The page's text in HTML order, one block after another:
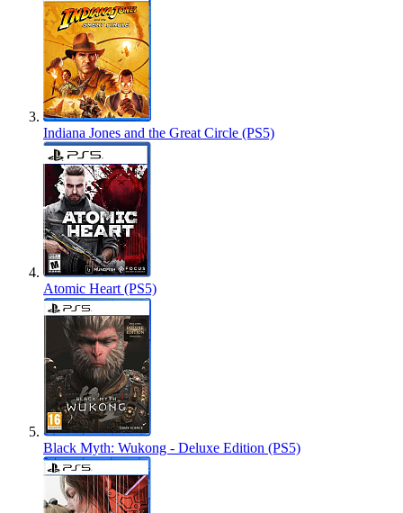
Indiana Jones and the Great Circle (PS5)
Atomic Heart (PS5)
Black Myth: Wukong - Deluxe Edition (PS5)